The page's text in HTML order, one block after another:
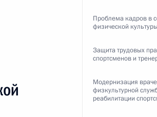
Проблема кадров в
физической
Защита трудовых
спортсменов и
Модернизация
физкультурной
реабилитации